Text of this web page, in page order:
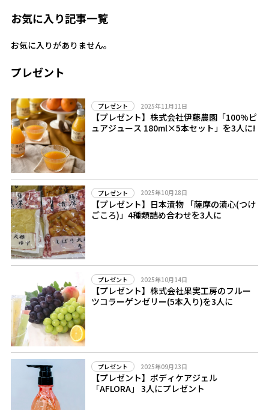
お気に入り記事一覧
お気に入りがありません。
プレゼント
プレゼント 2025年11月11日
【プレゼント】株式会社伊藤農園「100%ピ
ュアジュース 180ml×5本セット」を3人に!
プレゼント 2025年10月28日
【プレゼント】日本漬物 「薩摩の漬心(つけ
ごころ)」4種類詰め合わせを3人に
プレゼント 2025年10月14日
【プレゼント】株式会社果実工房のフルー
ツコラーゲンゼリー(5本入り)を3人に
プレゼント 2025年09月23日
【プレゼント】ボディケアジェル
「AFLORA」 3人にプレゼント